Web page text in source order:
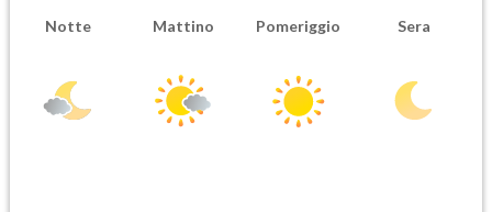
Notte Mattino Pomeriggio Sera